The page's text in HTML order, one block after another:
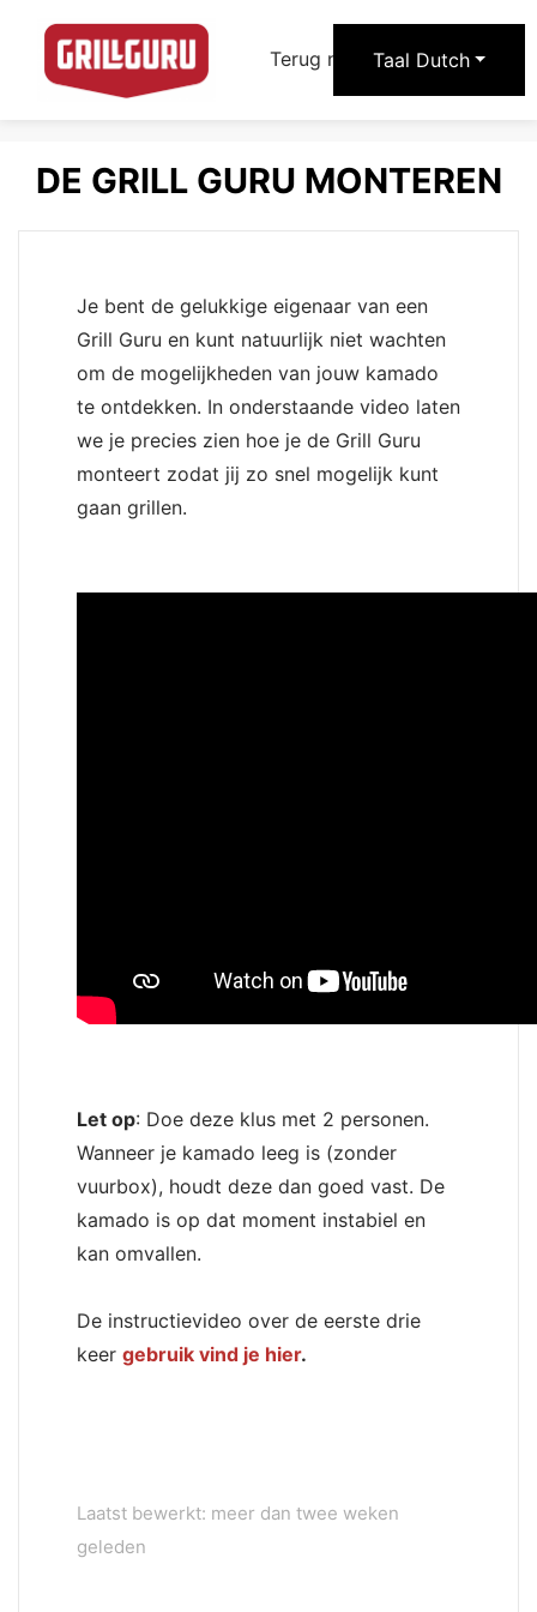
Terug naar Grill Guruarrow_forward
DE GRILL GURU MONTEREN
Je bent de gelukkige eigenaar van een
Grill Guru en kunt natuurlijk niet wachten
om de mogelijkheden van jouw kamado
te ontdekken. In onderstaande video laten
we je precies zien hoe je de Grill Guru
monteert zodat jij zo snel mogelijk kunt
gaan grillen.
Let op: Doe deze klus met 2 personen.
Wanneer je kamado leeg is (zonder
vuurbox), houdt deze dan goed vast. De
kamado is op dat moment instabiel en
kan omvallen.
De instructievideo over de eerste drie
keer gebruik vind je hier.
Laatst bewerkt: meer dan twee weken
geleden
Taal Dutch